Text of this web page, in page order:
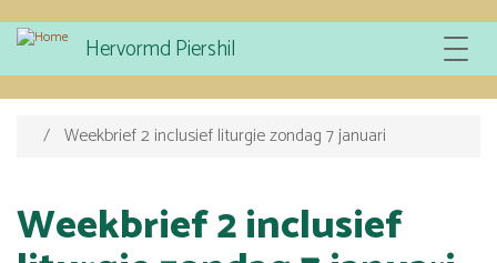
Overslaan
naar
de
inhoud
Hervormd Piershil
Toggle
Weekbrief 2 inclusief liturgie zondag 7 januari
Weekbrief 2 inclusief